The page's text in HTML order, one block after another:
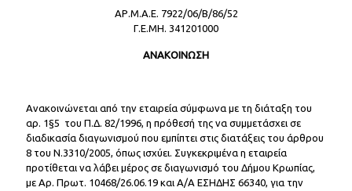
ΑΡ.Μ.Α.Ε. 7922/06/Β/86/52
Γ.Ε.ΜΗ. 341201000
ΑΝΑΚΟΙΝΩΣΗ
Ανακοινώνεται από την εταιρεία σύμφωνα με τη διάταξη του
αρ. 1§5 του Π.Δ. 82/1996, η πρόθεσή της να συμμετάσχει σε
διαδικασία διαγωνισμού που εμπίπτει στις διατάξεις του άρθρου
8 του Ν.3310/2005, όπως ισχύει. Συγκεκριμένα η εταιρεία
προτίθεται να λάβει μέρος σε διαγωνισμό του Δήμου Κρωπίας,
με Αρ. Πρωτ. 10468/26.06.19 και Α/Α ΕΣΗΔΗΣ 66340, για την